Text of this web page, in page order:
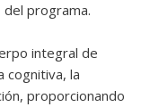
programa.
integral de
cognitiva, la
proporcionando